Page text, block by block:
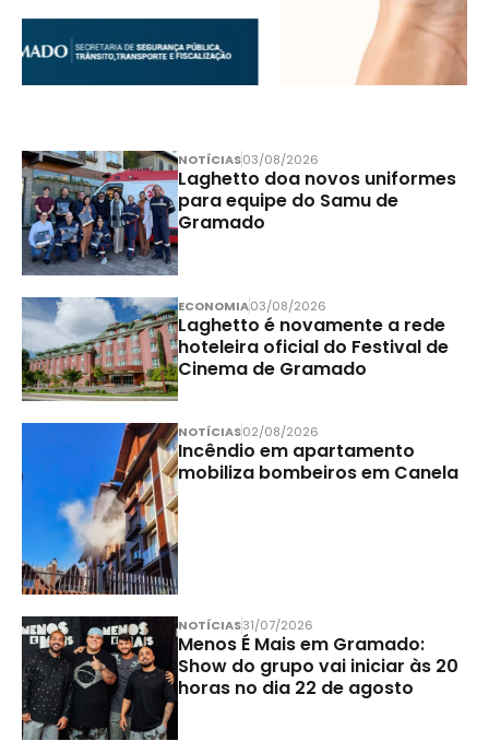
NOTÍCIAS03/08/2026
Laghetto doa novos uniformes
para equipe do Samu de
Gramado
ECONOMIA03/08/2026
Laghetto é novamente a rede
hoteleira oficial do Festival de
Cinema de Gramado
NOTÍCIAS02/08/2026
Incêndio em apartamento
mobiliza bombeiros em Canela
NOTÍCIAS31/07/2026
Menos É Mais em Gramado:
Show do grupo vai iniciar às 20
horas no dia 22 de agosto